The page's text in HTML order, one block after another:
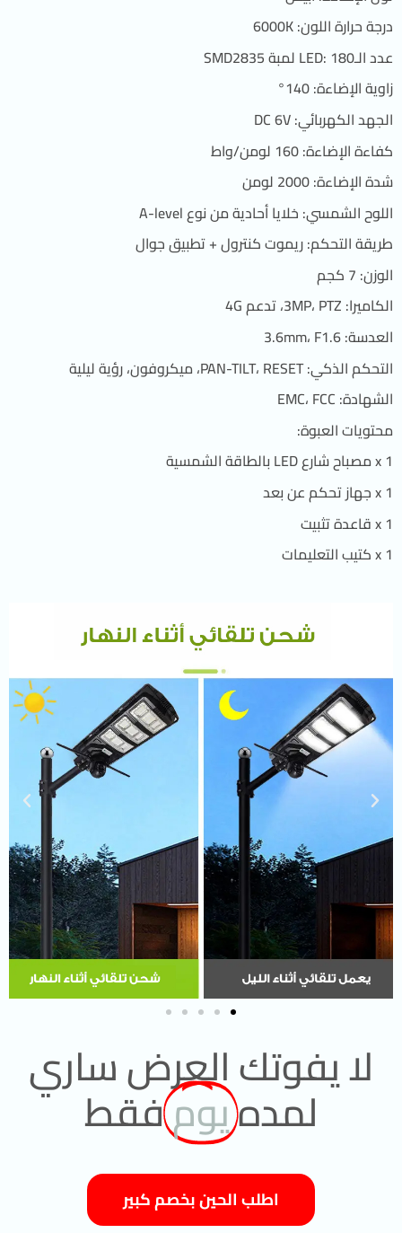
درجة حرارة اللون: 6000K
عدد الـLED: 180 لمبة SMD2835
زاوية الإضاءة: 140°
الجهد الكهربائي: DC 6V
كفاءة الإضاءة: 160 لومن/واط
شدة الإضاءة: 2000 لومن
اللوح الشمسي: خلايا أحادية من نوع A-level
طريقة التحكم: ريموت كنترول + تطبيق جوال
الوزن: 7 كجم
الكاميرا: 3MP، PTZ، تدعم 4G
العدسة: 3.6mm، F1.6
التحكم الذكي: PAN-TILT، RESET، ميكروفون، رؤية ليلية
الشهادة: EMC، FCC
محتويات العبوة:
1 x مصباح شارع LED بالطاقة الشمسية
1 x جهاز تحكم عن بعد
1 x قاعدة تثبيت
1 x كتيب التعليمات
لا يفوتك العرض ساري
لمدهيومفقط
اطلب الحين بخصم كبير